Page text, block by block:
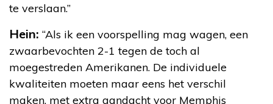
te verslaan.”
Hein: “Als ik een voorspelling mag wagen, een
zwaarbevochten 2-1 tegen de toch al
moegestreden Amerikanen. De individuele
kwaliteiten moeten maar eens het verschil
maken, met extra aandacht voor Memphis